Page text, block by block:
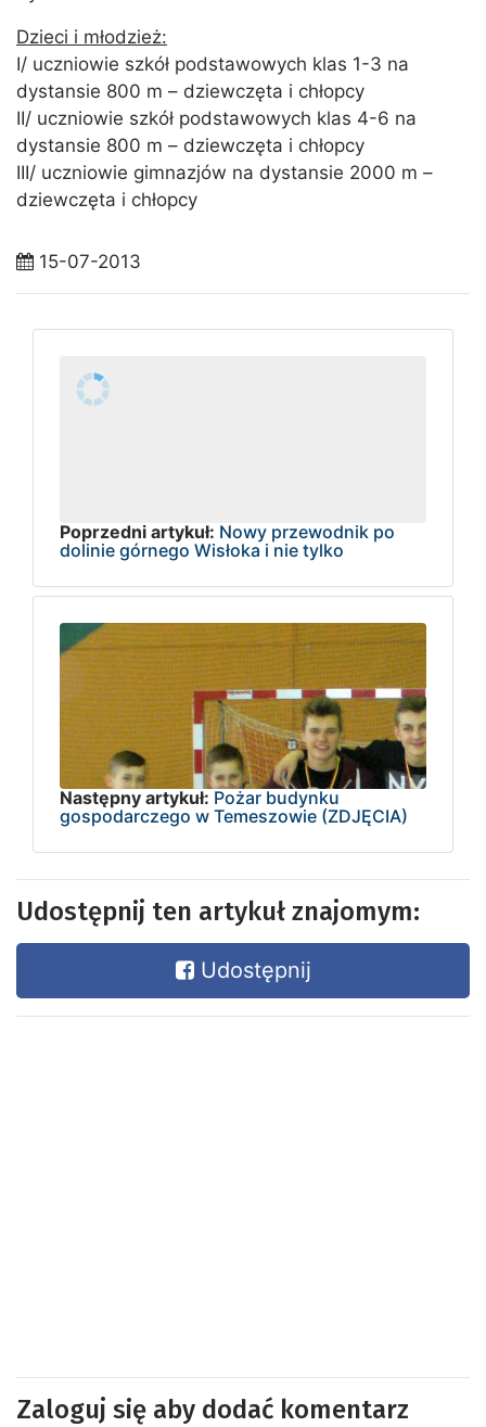
Dzieci i młodzież:
I/ uczniowie szkół podstawowych klas 1-3 na
dystansie 800 m – dziewczęta i chłopcy
II/ uczniowie szkół podstawowych klas 4-6 na
dystansie 800 m – dziewczęta i chłopcy
III/ uczniowie gimnazjów na dystansie 2000 m –
dziewczęta i chłopcy
15-07-2013
Poprzedni artykuł: Nowy przewodnik po
dolinie górnego Wisłoka i nie tylko
Następny artykuł: Pożar budynku
gospodarczego w Temeszowie (ZDJĘCIA)
Udostępnij ten artykuł znajomym:
Udostępnij
Zaloguj się aby dodać komentarz